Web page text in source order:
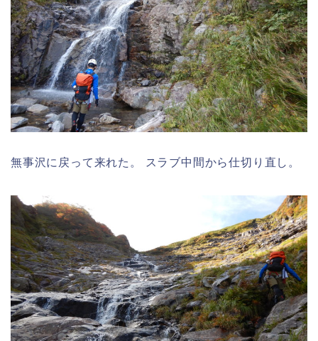
無事沢に戻って来れた。 スラブ中間から仕切り直し。